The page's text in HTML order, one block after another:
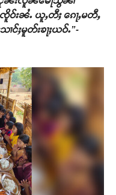
းၼႆႉ ယူႇတီႈ ၵေႃႇမတီႇ
င်ႈမူတ်းၶႃႈယဝ်ႉ”-